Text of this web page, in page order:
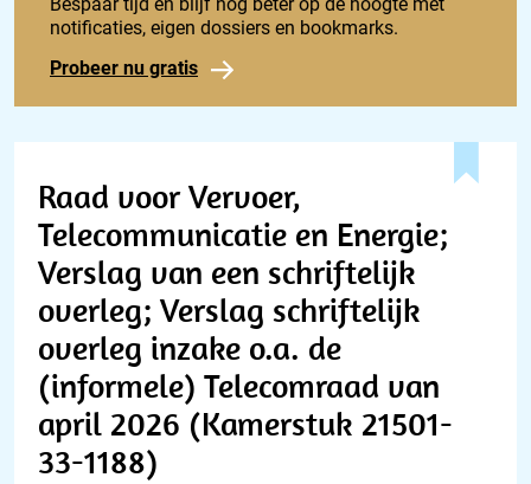
notificaties, eigen dossiers en bookmarks.
Probeer nu gratis
Raad voor Vervoer,
Telecommunicatie en Energie;
Verslag van een schriftelijk
overleg; Verslag schriftelijk
overleg inzake o.a. de
(informele) Telecomraad van
april 2026 (Kamerstuk 21501-
33-1188)